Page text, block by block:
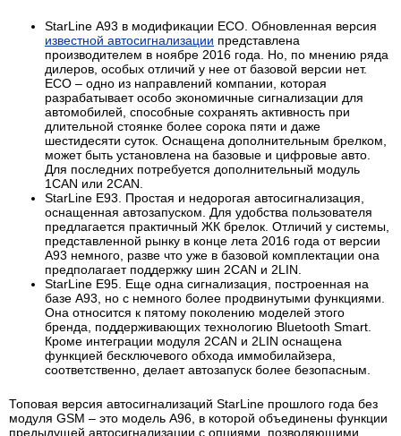
StarLine А93 в модификации ЕСО. Обновленная версия
известной автосигнализации представлена
производителем в ноябре 2016 года. Но, по мнению ряда
дилеров, особых отличий у нее от базовой версии нет.
ЕСО – одно из направлений компании, которая
разрабатывает особо экономичные сигнализации для
автомобилей, способные сохранять активность при
длительной стоянке более сорока пяти и даже
шестидесяти суток. Оснащена дополнительным брелком,
может быть установлена на базовые и цифровые авто.
Для последних потребуется дополнительный модуль
1CAN или 2CAN.
StarLine Е93. Простая и недорогая автосигнализация,
оснащенная автозапуском. Для удобства пользователя
предлагается практичный ЖК брелок. Отличий у системы,
представленной рынку в конце лета 2016 года от версии
А93 немного, разве что уже в базовой комплектации она
предполагает поддержку шин 2CAN и 2LIN.
StarLine Е95. Еще одна сигнализация, построенная на
базе А93, но с немного более продвинутыми функциями.
Она относится к пятому поколению моделей этого
бренда, поддерживающих технологию Bluetooth Smart.
Кроме интеграции модуля 2CAN и 2LIN оснащена
функцией бесключевого обхода иммобилайзера,
соответственно, делает автозапуск более безопасным.
Топовая версия автосигнализаций StarLine прошлого года без
модуля GSM – это модель А96, в которой объединены функции
предыдущей автосигнализации с опциями, позволяющими